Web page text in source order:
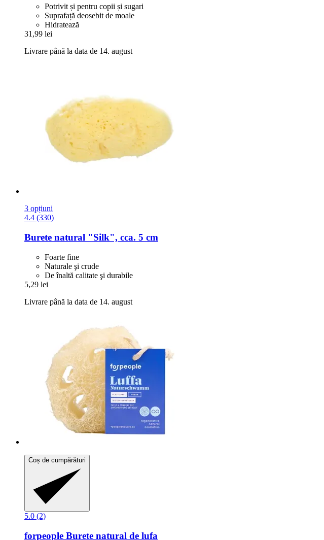
Potrivit și pentru copii și sugari
Suprafață deosebit de moale
Hidratează
31,99 lei
Livrare până la data de 14. august
3 opțiuni
4.4 (330)
Burete natural "Silk", cca. 5 cm
Foarte fine
Naturale şi crude
De înaltă calitate şi durabile
5,29 lei
Livrare până la data de 14. august
Coș de cumpărături
5.0 (2)
forpeople Burete natural de lufa